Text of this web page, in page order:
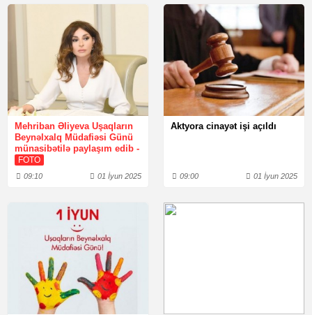
Mehriban Əliyeva Uşaqların
Beynəlxalq Müdafiəsi Günü
münasibətilə paylaşım edib -
FOTO
09:10 01 İyun 2025
Aktyora cinayət işi açıldı
09:00 01 İyun 2025